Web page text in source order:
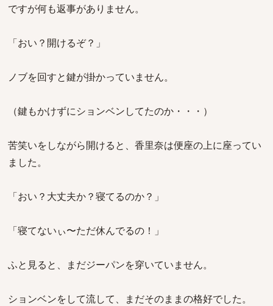
ですが何も返事がありません。
「おい？開けるぞ？」
ノブを回すと鍵が掛かっていません。
（鍵もかけずにションベンしてたのか・・・）
苦笑いをしながら開けると、香里奈は便座の上に座ってい
ました。
「おい？大丈夫か？寝てるのか？」
「寝てないぃ〜ただ休んでるの！」
ふと見ると、まだジーパンを穿いていません。
ションベンをして流して、まだそのままの格好でした。